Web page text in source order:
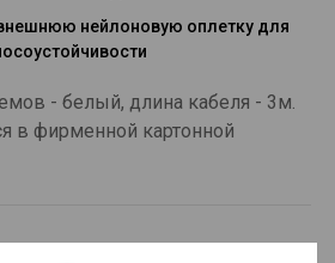
нейлоновую оплетку для
- белый, длина кабеля - 3м.
в фирменной картонной